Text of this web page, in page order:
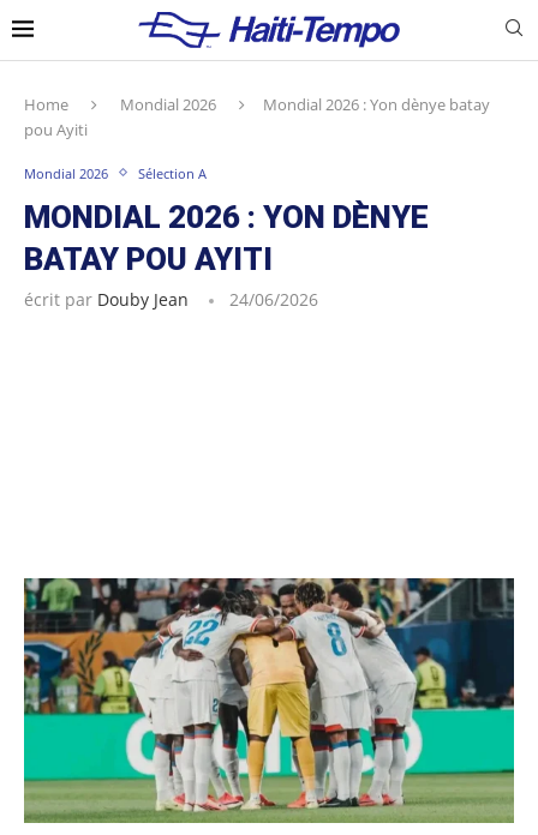
Home Mondial 2026
Mondial 2026 : Yon dènye batay
pou Ayiti
Mondial 2026 Sélection A
MONDIAL 2026 : YON DÈNYE
BATAY POU AYITI
écrit par Douby Jean 24/06/2026